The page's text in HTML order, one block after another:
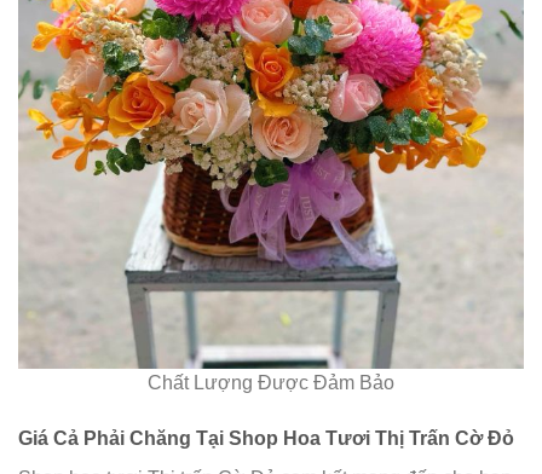
Chất Lượng Được Đảm Bảo
Giá Cả Phải Chăng Tại Shop Hoa Tươi Thị Trấn Cờ Đỏ